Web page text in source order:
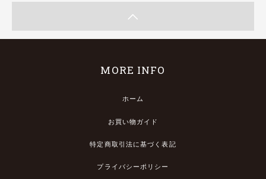
MORE INFO
ホーム
お買い物ガイド
特定商取引法に基づく表記
プライバシーポリシー